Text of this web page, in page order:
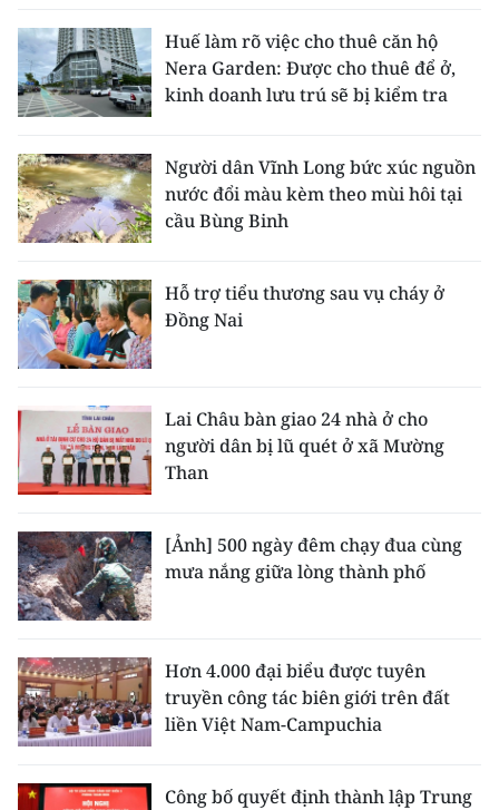
Huế làm rõ việc cho thuê căn hộ
Nera Garden: Được cho thuê để ở,
kinh doanh lưu trú sẽ bị kiểm tra
Người dân Vĩnh Long bức xúc nguồn
nước đổi màu kèm theo mùi hôi tại
cầu Bùng Binh
Hỗ trợ tiểu thương sau vụ cháy ở
Đồng Nai
Lai Châu bàn giao 24 nhà ở cho
người dân bị lũ quét ở xã Mường
Than
[Ảnh] 500 ngày đêm chạy đua cùng
mưa nắng giữa lòng thành phố
Hơn 4.000 đại biểu được tuyên
truyền công tác biên giới trên đất
liền Việt Nam-Campuchia
Công bố quyết định thành lập Trung